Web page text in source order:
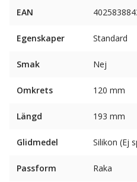
EAN
Egenskaper Standard
Smak Nej
Omkrets 120 mm
Längd 193 mm
Glidmedel Silikon (Ej
Passform Raka